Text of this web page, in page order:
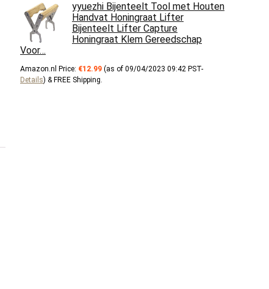
yyuezhi Bijenteelt Tool met Houten
Handvat Honingraat Lifter
Bijenteelt Lifter Capture
Honingraat Klem Gereedschap
Voor…
Amazon.nl Price: €12.99 (as of 09/04/2023 09:42 PST-
Details) & FREE Shipping.